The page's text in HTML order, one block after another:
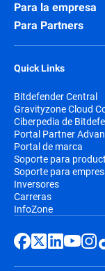
Para la empresa
Para Partners
Quick Links
Bitdefender Central
Gravityzone Cloud
Ciberpedia de
Portal Partner
Portal de marca
Soporte para
Soporte para
Inversores
Carreras
InfoZone